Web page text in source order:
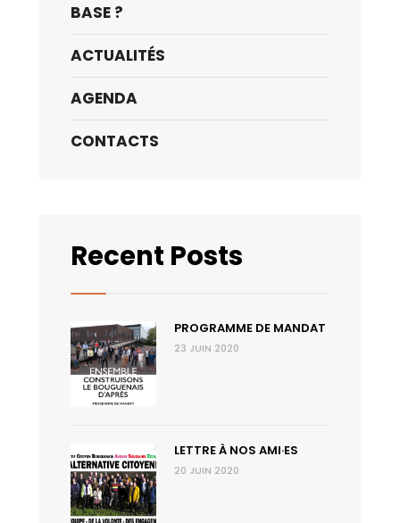
BASE ?
ACTUALITÉS
AGENDA
CONTACTS
Recent Posts
PROGRAMME DE MANDAT
23 JUIN 2020
LETTRE À NOS AMI·ES
20 JUIN 2020